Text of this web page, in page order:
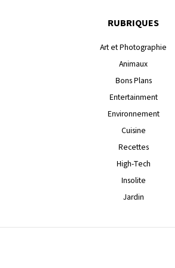
RUBRIQUES
Art et Photographie
Animaux
Bons Plans
Entertainment
Environnement
Cuisine
Recettes
High-Tech
Insolite
Jardin